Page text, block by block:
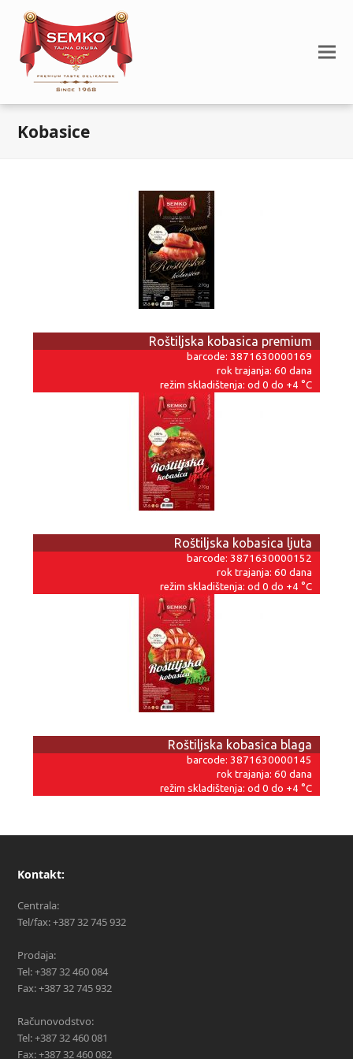
Kobasice
Roštiljska kobasica premium
barcode: 3871630000169
rok trajanja: 60 dana
režim skladištenja: od 0 do +4 °C
Roštiljska kobasica ljuta
barcode: 3871630000152
rok trajanja: 60 dana
režim skladištenja: od 0 do +4 °C
Roštiljska kobasica blaga
barcode: 3871630000145
rok trajanja: 60 dana
režim skladištenja: od 0 do +4 °C
Kontakt:
Centrala:
Tel/fax: +387 32 745 932
Prodaja:
Tel: +387 32 460 084
Fax: +387 32 745 932
Računovodstvo:
Tel: +387 32 460 081
Fax: +387 32 460 082